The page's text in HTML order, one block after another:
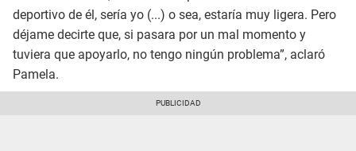
deportivo de él, sería yo (...) o sea, estaría muy ligera. Pero
déjame decirte que, si pasara por un mal momento y
tuviera que apoyarlo, no tengo ningún problema”, aclaró
Pamela.